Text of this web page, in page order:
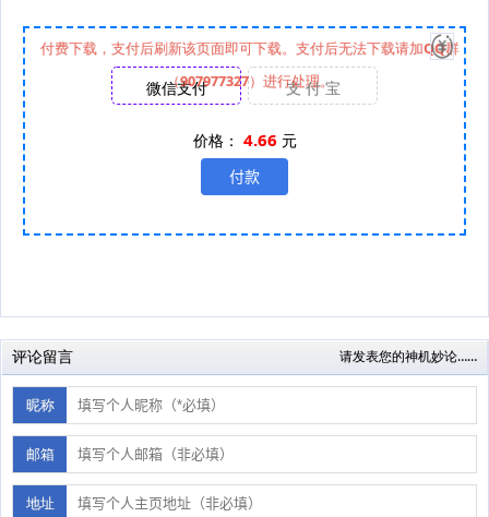
微信支付 支 付 宝
价格： 4.66 元
付费下载，支付后刷新该页面即可下载。支付后无法下载请加QQ群
（907977327）进行处理。
评论留言 请发表您的神机妙论……
昵称
邮箱
地址